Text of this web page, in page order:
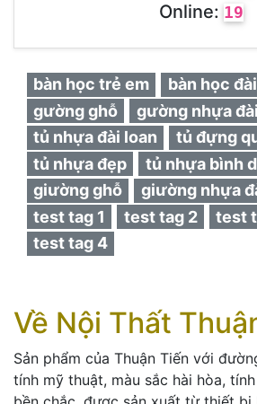
Online: 19
bàn học trẻ em bàn học
gường ghỗ
gường nhựa
tủ nhựa đài loan
tủ đựng
tủ nhựa đẹp
tủ nhựa bình
giường ghỗ
giường nhựa
test tag 1
test tag 2
test
test tag 4
Về Nội Thất
Sản phẩm của Thuận Tiến với
tính mỹ thuật, màu sắc hài hòa,